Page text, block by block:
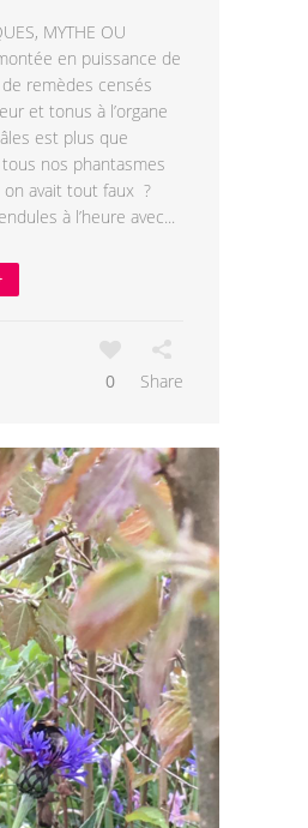
MYTHE OU
en puissance de
remèdes censés
et tonus à l’organe
est plus que
nos phantasmes
on avait tout faux ?
à l’heure avec...
0 Share